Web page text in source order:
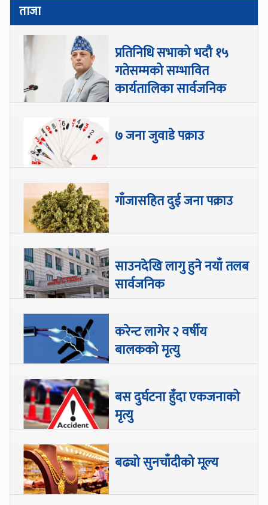
ताजा
प्रतिनिधि सभाको भदौ १५
गतेसम्मको सम्भावित
कार्यतालिका सार्वजनिक
७ जना जुवाडे पक्राउ
गाँजासहित दुई जना पक्राउ
साउनदेखि लागु हुने नयाँ तलब
सार्वजनिक
करेन्ट लागेर २ वर्षीय
बालकको मृत्यु
बस दुर्घटना हुँदा एकजनाको
मृत्यु
बढ्यो सुनचाँदीको मूल्य